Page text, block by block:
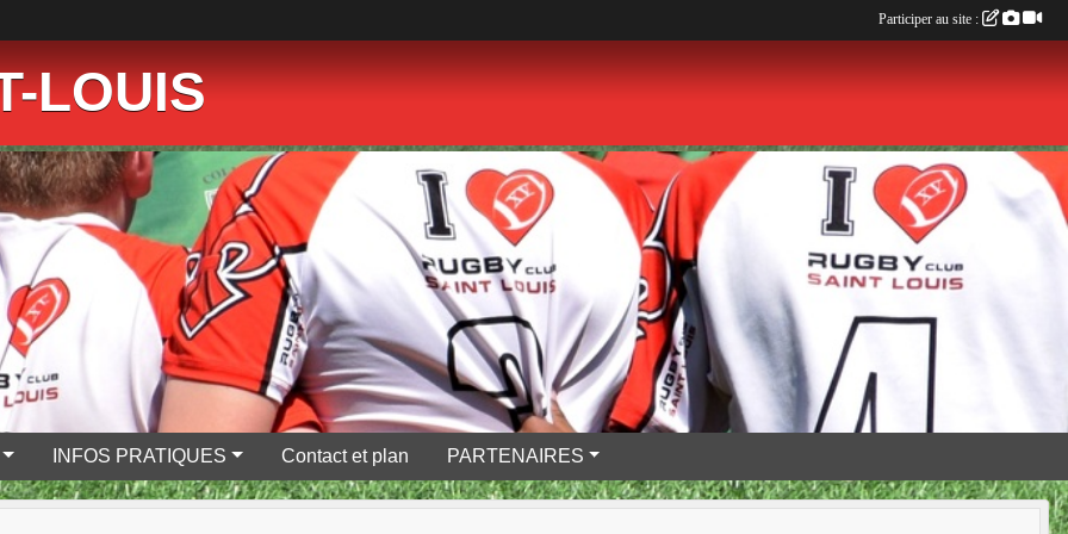
LOUIS
INFOS PRATIQUES Contact et plan PARTENAIRES
Participer au site :